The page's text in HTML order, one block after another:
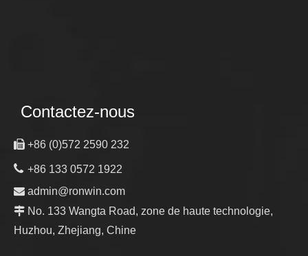
Contactez-nous
 +86 (0)572 2590 232
 +86 133 0572 1922
 admin@ronwin.com
 No. 133 Wangta Road, zone de haute technologie,
Huzhou, Zhejiang, Chine